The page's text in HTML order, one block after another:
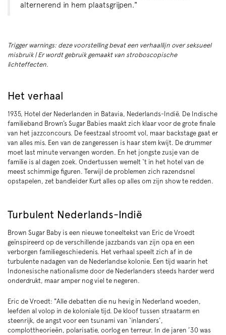
alternerend in hem plaatsgrijpen."
Trigger warnings: deze voorstelling bevat een verhaallijn over seksueel
misbruik | Er wordt gebruik gemaakt van stroboscopische
lichteffecten.
Het verhaal
1935, Hotel der Nederlanden in Batavia, Nederlands-Indië. De Indische
familieband Brown’s Sugar Babies maakt zich klaar voor de grote finale
van het jazzconcours. De feestzaal stroomt vol, maar backstage gaat er
van alles mis. Een van de zangeressen is haar stem kwijt. De drummer
moet last minute vervangen worden. En het jongste zusje van de
familie is al dagen zoek. Ondertussen wemelt ‘t in het hotel van de
meest schimmige figuren. Terwijl de problemen zich razendsnel
opstapelen, zet bandleider Kurt alles op alles om zijn show te redden.
Turbulent Nederlands-Indië
Brown Sugar Baby is een nieuwe toneeltekst van Eric de Vroedt
geïnspireerd op de verschillende jazzbands van zijn opa en een
verborgen familiegeschiedenis. Het verhaal speelt zich af in de
turbulente nadagen van de Nederlandse kolonie. Een tijd waarin het
Indonesische nationalisme door de Nederlanders steeds harder werd
onderdrukt, maar amper nog viel te negeren.
Eric de Vroedt: "Alle debatten die nu hevig in Nederland woeden,
leefden al volop in de koloniale tijd. De kloof tussen straatarm en
steenrijk, de angst voor een tsunami van ‘inlanders’,
complottheorieën, polarisatie, oorlog en terreur. In de jaren ’30 was